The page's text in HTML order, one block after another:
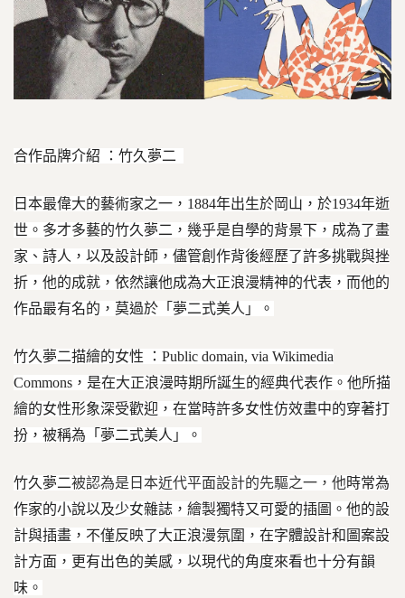
合作品牌介紹 ：竹久夢二
日本最偉大的藝術家之一，1884年出生於岡山，於1934年逝
世。多才多藝的竹久夢二，幾乎是自學的背景下，成為了畫
家、詩人，以及設計師，儘管創作背後經歷了許多挑戰與挫
折，他的成就，依然讓他成為大正浪漫精神的代表，而他的
作品最有名的，莫過於「夢二式美人」。
竹久夢二描繪的女性 ：Public domain, via Wikimedia
Commons，是在大正浪漫時期所誕生的經典代表作。他所描
繪的女性形象深受歡迎，在當時許多女性仿效畫中的穿著打
扮，被稱為「夢二式美人」。
竹久夢二被認為是日本近代平面設計的先驅之一，他時常為
作家的小說以及少女雜誌，繪製獨特又可愛的插圖。他的設
計與插畫，不僅反映了大正浪漫氛圍，在字體設計和圖案設
計方面，更有出色的美感，以現代的角度來看也十分有韻
味 。